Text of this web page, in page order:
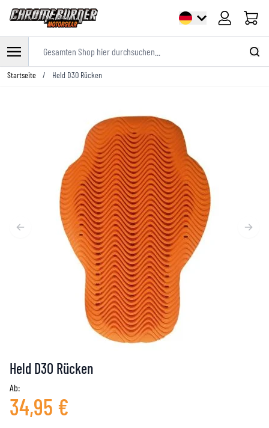
Zum Inhalt springen
Startseite / Held D3O Rücken
Held D3O Rücken
Ab:
34,95 €